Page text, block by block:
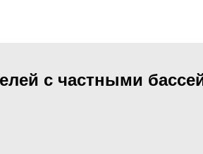
с частными